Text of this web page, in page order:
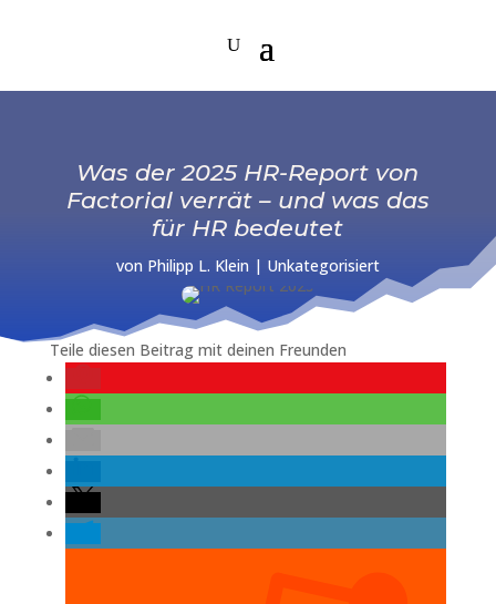
Was der 2025 HR-Report von
Factorial verrät – und was das
für HR bedeutet
von Philipp L. Klein | Unkategorisiert
Teile diesen Beitrag mit deinen Freunden